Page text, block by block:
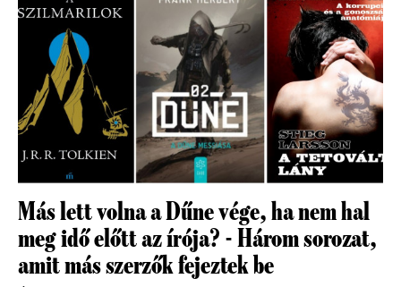
Más lett volna a Dűne vége, ha nem hal
meg idő előtt az írója? - Három sorozat,
amit más szerzők fejeztek be